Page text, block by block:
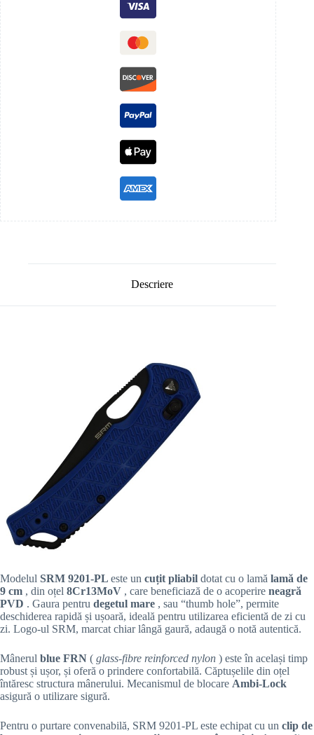
Descriere
Modelul SRM 9201-PL este un cuțit pliabil dotat cu o lamă lamă de
9 cm , din oțel 8Cr13MoV , care beneficiază de o acoperire neagră
PVD . Gaura pentru degetul mare , sau “thumb hole”, permite
deschiderea rapidă și ușoară, ideală pentru utilizarea eficientă de zi cu
zi. Logo-ul SRM, marcat chiar lângă gaură, adaugă o notă autentică.
Mânerul blue FRN ( glass-fibre reinforced nylon ) este în același timp
robust și ușor, și oferă o prindere confortabilă. Căptușelile din oțel
întăresc structura mânerului. Mecanismul de blocare Ambi-Lock
asigură o utilizare sigură.
Pentru o purtare convenabilă, SRM 9201-PL este echipat cu un clip de